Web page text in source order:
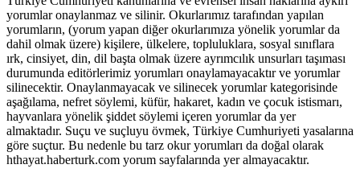
yorumlar onaylanmaz ve silinir. Okurlarımız tarafından yapılan
yorumların, (yorum yapan diğer okurlarımıza yönelik yorumlar da
dahil olmak üzere) kişilere, ülkelere, topluluklara, sosyal sınıflara
ırk, cinsiyet, din, dil başta olmak üzere ayrımcılık unsurları taşıması
durumunda editörlerimiz yorumları onaylamayacaktır ve yorumlar
silinecektir. Onaylanmayacak ve silinecek yorumlar kategorisinde
aşağılama, nefret söylemi, küfür, hakaret, kadın ve çocuk istismarı,
hayvanlara yönelik şiddet söylemi içeren yorumlar da yer
almaktadır. Suçu ve suçluyu övmek, Türkiye Cumhuriyeti yasalarına
göre suçtur. Bu nedenle bu tarz okur yorumları da doğal olarak
hthayat.haberturk.com yorum sayfalarında yer almayacaktır.